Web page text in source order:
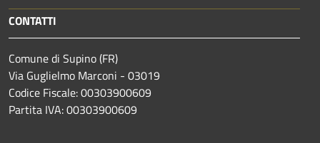
CONTATTI
Comune di Supino (FR)
Via Guglielmo Marconi - 03019
Codice Fiscale: 00303900609
Partita IVA: 00303900609